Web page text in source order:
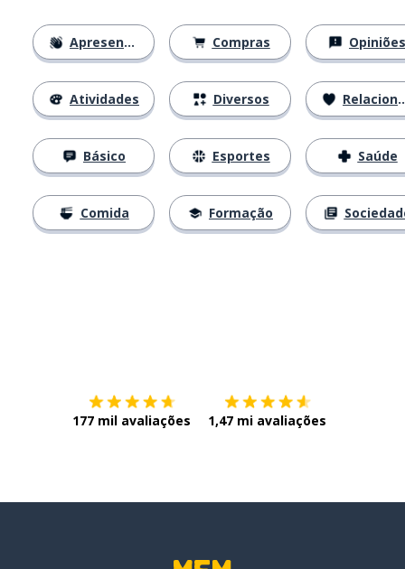
Apresentações
Atividades
Básico
Comida
Compras
Diversos
Esportes
Formação
Opiniões
Relacionamentos
Saúde
177 mil avaliações 1,47 mi avaliações